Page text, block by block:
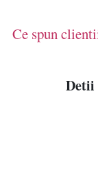
Ce spun
Detii